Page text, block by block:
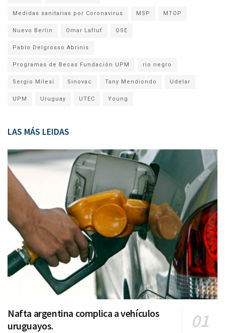
Medidas sanitarias por Coronavirus MSP MTOP
Nuevo Berlin Omar Lafluf OSE
Pablo Delgrosso Abrinis
Programas de Becas Fundación UPM rio negro
Sergio Milesi Sinovac Tany Mendiondo Udelar
UPM Uruguay UTEC Young
LAS MÁS LEIDAS
Nafta argentina complica a vehículos
uruguayos.